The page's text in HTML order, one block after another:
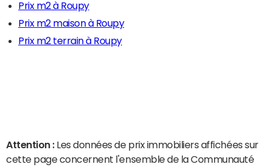
Prix m2 à Roupy
Prix m2 maison à Roupy
Prix m2 terrain à Roupy
Attention : Les données de prix immobiliers affichées sur
cette page concernent l'ensemble de la Communauté